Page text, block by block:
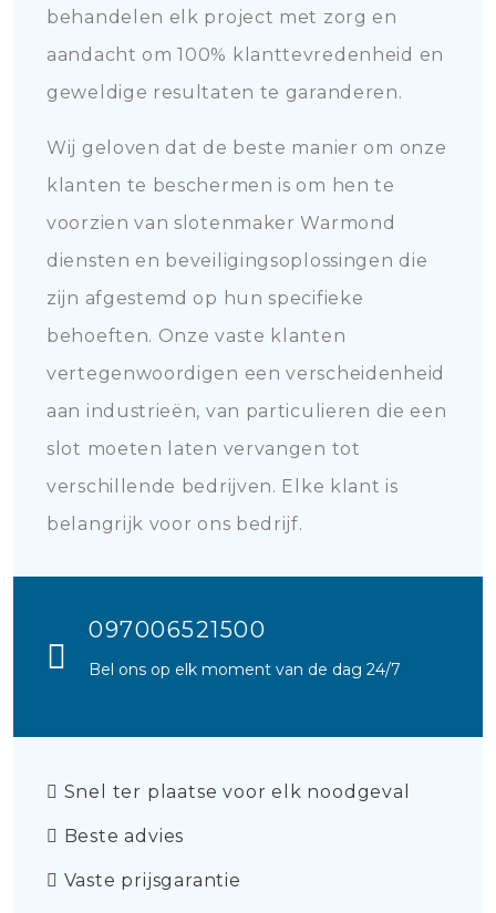
behandelen elk project met zorg en
aandacht om 100% klanttevredenheid en
geweldige resultaten te garanderen.
Wij geloven dat de beste manier om onze
klanten te beschermen is om hen te
voorzien van slotenmaker Warmond
diensten en beveiligingsoplossingen die
zijn afgestemd op hun specifieke
behoeften. Onze vaste klanten
vertegenwoordigen een verscheidenheid
aan industrieën, van particulieren die een
slot moeten laten vervangen tot
verschillende bedrijven. Elke klant is
belangrijk voor ons bedrijf.
097006521500
Bel ons op elk moment van de dag 24/7
Snel ter plaatse voor elk noodgeval
Beste advies
Vaste prijsgarantie